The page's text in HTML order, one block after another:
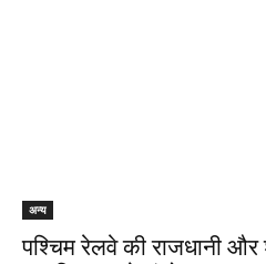
अन्य
पश्चिम रेलवे की राजधानी